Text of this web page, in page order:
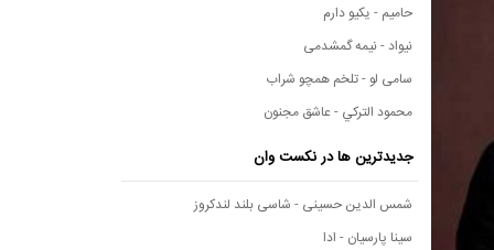
حامیم - یکیو دارم
نیواد - نیمه گمشدمی
سامی لو - تلخم همچو شراب
محمود التركي - عاشق مجنون
جدیدترین ها در نکست وان
شمس الدین حسینی - شاسی بلند لندکروز
سینا پارسیان - ادا